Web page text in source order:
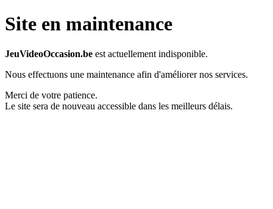
Site en maintenance
JeuVideoOccasion.be est actuellement indisponible.
Nous effectuons une maintenance afin d'améliorer nos services.
Merci de votre patience.
Le site sera de nouveau accessible dans les meilleurs délais.